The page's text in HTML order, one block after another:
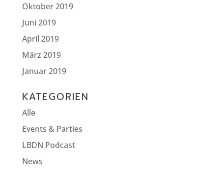
Oktober 2019
Juni 2019
April 2019
März 2019
Januar 2019
KATEGORIEN
Alle
Events & Parties
LBDN Podcast
News